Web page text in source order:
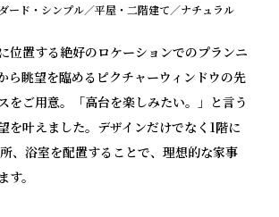
ード・シンプル／平屋・二階建て／ナチュラル
位置する絶好のロケーションでのプランニ
ら眺望を臨めるピクチャーウィンドウの先
をご用意。「高台を楽しみたい。」と言う
を叶えました。デザインだけでなく1階に
、浴室を配置することで、理想的な家事
。